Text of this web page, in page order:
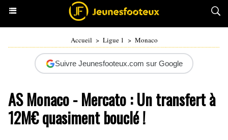
Accueil > Ligue 1 > Monaco
Suivre Jeunesfooteux.com sur Google
AS Monaco - Mercato : Un transfert à
12M€ quasiment bouclé !